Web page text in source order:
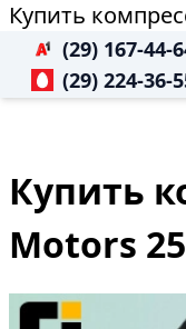
Купить
(29) 167-44-
(29) 224-36-
Купить
Motors